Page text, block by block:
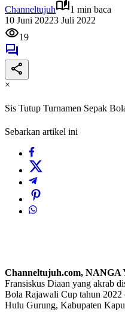
Channeltujuh
1 min baca
10 Juni 20223 Juli 2022
19
×
Sis Tutup Turnamen Sepak
Sebarkan artikel ini
Channeltujuh.com, NANGA
Fransiskus Diaan yang akrab
Bola Rajawali Cup tahun 2022
Hulu Gurung, Kabupaten